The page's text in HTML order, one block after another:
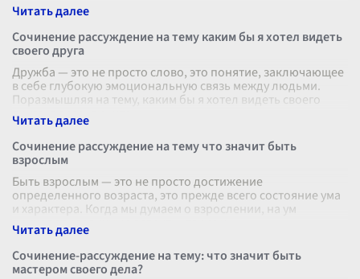
Сочинение рассуждение на тему каким бы я хотел видеть
своего друга
Дружба — это не просто слово, это понятие, заключающее
в себе глубокую эмоциональную связь между людьми.
Поразмышляя на тему, каким бы я хотел видеть своего
друга, я осознаю, что н
Сочинение рассуждение на тему что значит быть
взрослым
Быть взрослым — это не просто достижение
определенного возраста, это прежде всего состояние ума
и характера. Когда мы думаем о взрослении, на ум
приходят различные аспекты, такие к
Сочинение-рассуждение на тему: что значит быть
мастером своего дела?